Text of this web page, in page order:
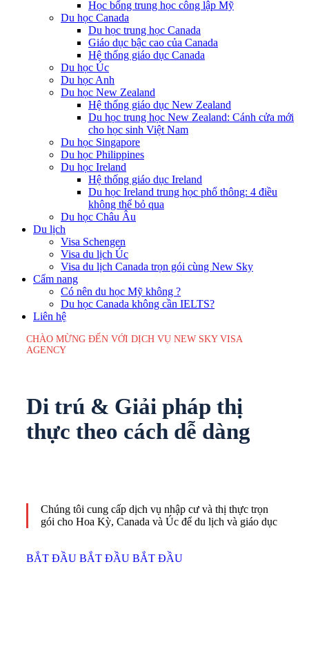
Học bổng trung học công lập Mỹ
Du học Canada
Du học trung học Canada
Giáo dục bậc cao của Canada
Hệ thống giáo dục Canada
Du học Úc
Du học Anh
Du học New Zealand
Hệ thống giáo dục New Zealand
Du học trung học New Zealand: Cánh cửa mới
cho học sinh Việt Nam
Du học Singapore
Du học Philippines
Du học Ireland
Hệ thống giáo dục Ireland
Du học Ireland trung học phổ thông: 4 điều
không thể bỏ qua
Du học Châu Âu
Du lịch
Visa Schengen
Visa du lịch Úc
Visa du lịch Canada trọn gói cùng New Sky
Cẩm nang
Có nên du học Mỹ không ?
Du học Canada không cần IELTS?
Liên hệ
CHÀO MỪNG ĐẾN VỚI DỊCH VỤ NEW SKY VISA
AGENCY
Di trú & Giải pháp thị
thực theo cách dễ dàng
Chúng tôi cung cấp dịch vụ nhập cư và thị thực trọn
gói cho Hoa Kỳ, Canada và Úc để du lịch và giáo dục
BẮT ĐẦU BẮT ĐẦU BẮT ĐẦU